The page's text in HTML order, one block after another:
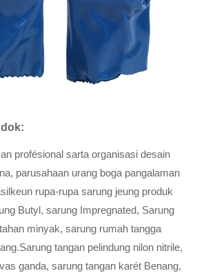
profésional sarta organisasi desain
parusahaan urang boga pangalaman
rupa-rupa sarung jeung produk
Butyl, sarung Impregnated, Sarung
minyak, sarung rumah tangga
tangan pelindung nilon nitrile,
ganda, sarung tangan karét Benang,